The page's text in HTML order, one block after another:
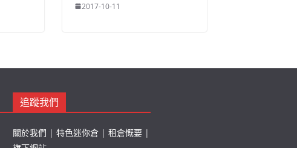
2017-10-11
追蹤我們
關於我們 | 特色迷你倉 | 租倉慨要 |